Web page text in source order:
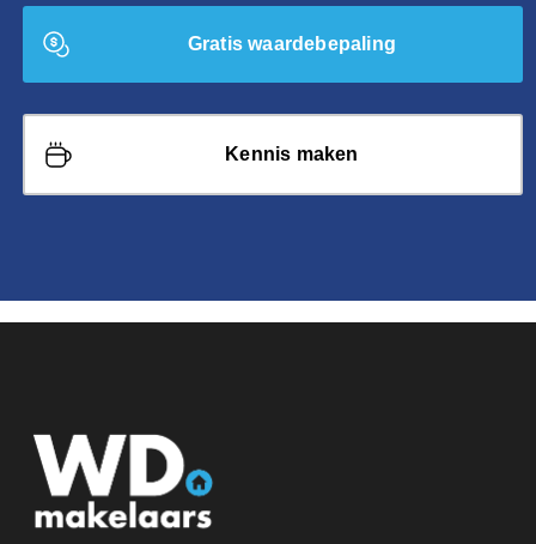
Gratis waardebepaling
Kennis maken